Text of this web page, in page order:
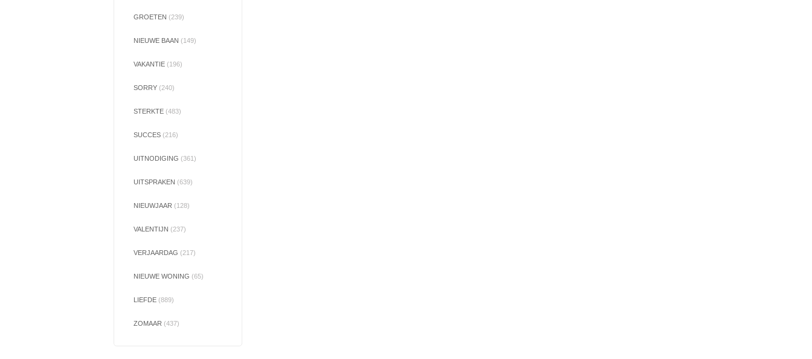
GROETEN (239)
NIEUWE BAAN (149)
VAKANTIE (196)
SORRY (240)
STERKTE (483)
SUCCES (216)
UITNODIGING (361)
UITSPRAKEN (639)
NIEUWJAAR (128)
VALENTIJN (237)
VERJAARDAG (217)
NIEUWE WONING (65)
LIEFDE (889)
ZOMAAR (437)